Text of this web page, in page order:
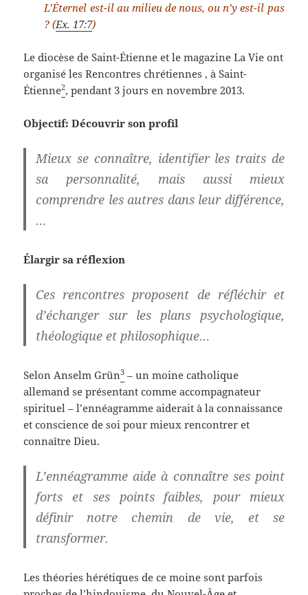
L’Éternel est-il au milieu de nous, ou n’y est-il pas
? (Ex. 17:7)
Le diocèse de Saint-Étienne et le magazine La Vie ont
organisé les Rencontres chrétiennes , à Saint-
Étienne2, pendant 3 jours en novembre 2013.
Objectif: Découvrir son profil
Mieux se connaître, identifier les traits de
sa personnalité, mais aussi mieux
­comprendre les autres dans leur différence,
…
Élargir sa réflexion
Ces rencontres proposent de réfléchir et
d’échanger sur les plans psychologique,
théologique et philosophique…
Selon Anselm Grün3 – un moine catholique
allemand se présentant comme accompagnateur
spirituel – l’ennéagramme aiderait à la connaissance
et conscience de soi pour mieux rencontrer et
connaître Dieu.
L’ennéagramme aide à connaître ses point
forts et ses points faibles, pour mieux
définir notre chemin de vie, et se
transformer.
Les théories hérétiques de ce moine sont parfois